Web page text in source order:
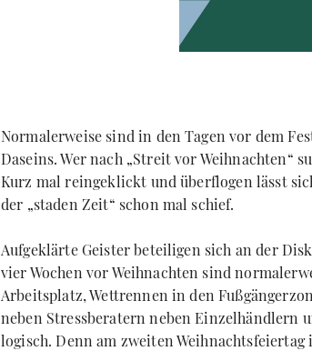
Normalerweise sind in den Tagen vor dem
Daseins. Wer nach „Streit vor Weihnachten“
Kurz mal reingeklickt und überflogen lässt
der „staden Zeit“ schon mal schief.
Aufgeklärte Geister beteiligen sich an der
vier Wochen vor Weihnachten sind
Arbeitsplatz, Wettrennen in den
neben Stressberatern neben Einzelhändlern
logisch. Denn am zweiten